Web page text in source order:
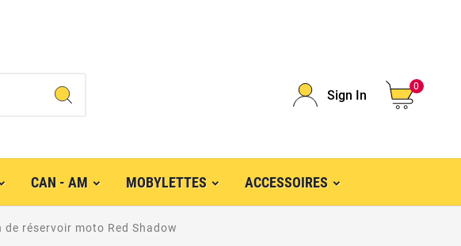
Sign In
0
CAN - AM MOBYLETTES ACCESSOIRES
de réservoir moto Red Shadow